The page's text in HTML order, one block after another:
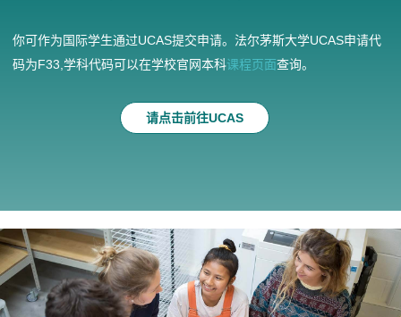
你可作为国际学生通过UCAS提交申请。法尔茅斯大学UCAS申请代
码为F33,学科代码可以在学校官网本科课程页面(
i
n
n
e
查询。
请点击前往UCAS